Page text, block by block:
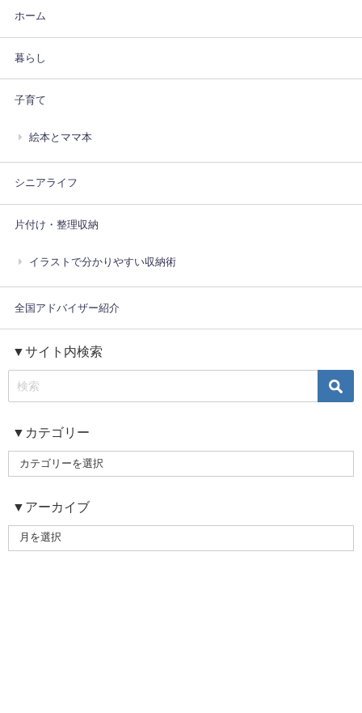
ホーム
暮らし
子育て
絵本とママ本
シニアライフ
片付け・整理収納
イラストで分かりやすい収納術
全国アドバイザー紹介
▼サイト内検索
▼カテゴリー
▼アーカイブ